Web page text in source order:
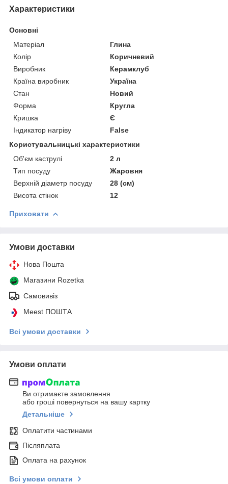
Характеристики
Основні
Матеріал
Глина
Колір
Коричневий
Виробник
Керамклуб
Країна виробник
Україна
Стан
Новий
Форма
Кругла
Кришка
Є
Індикатор нагріву
False
Користувальницькі характеристики
Об'єм каструлі
2 л
Тип посуду
Жаровня
Верхній діаметр посуду
28 (см)
Висота стінок
12
Приховати
Умови доставки
Нова Пошта
Магазини Rozetka
Самовивіз
Meest ПОШТА
Всі умови доставки
Умови оплати
Ви отримаєте замовлення
або гроші повернуться на вашу картку
Детальніше
Оплатити частинами
Післяплата
Оплата на рахунок
Всі умови оплати